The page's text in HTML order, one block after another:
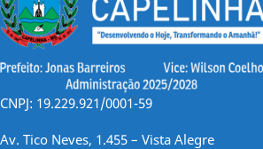
CNPJ: 19.229.921/0001-59
Av. Tico Neves, 1.455 – Vista Alegre